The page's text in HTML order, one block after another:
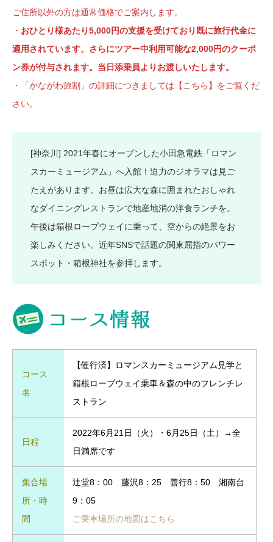
ご住所以外の方は通常価格でご案内します。
・ おひとり様あたり5,000円の支援を受けており既に旅行代金に
適用されています。さらにツアー中利用可能な2,000円のクーポ
ン券が付与されます。当日添乗員よりお渡しいたします。
・「かながわ旅割」の詳細につきましては 【こちら】 をご覧くだ
さい。
[神奈川] 2021年春にオープンした小田急電鉄「ロマン
スカーミュージアム」へ入館！迫力のジオラマは見ご
たえがあります。お昼は広大な森に囲まれたおしゃれ
なダイニングレストランで地産地消の洋食ランチを。
午後は箱根ロープウェイに乗って、空からの絶景をお
楽しみください。近年SNSで話題の関東屈指のパワー
スポット・箱根神社を参拝します。
コース
名
【催行済】ロマンスカーミュージアム見学と
箱根ロープウェイ乗車＆森の中のフレンチレ
ストラン
日程
2022年6月21日（火）・6月25日（土）→全
日満席です
集合場
所・時
間
辻堂8：00 藤沢8：25 善行8：50 湘南台
9：05
ご乗車場所の地図はこちら